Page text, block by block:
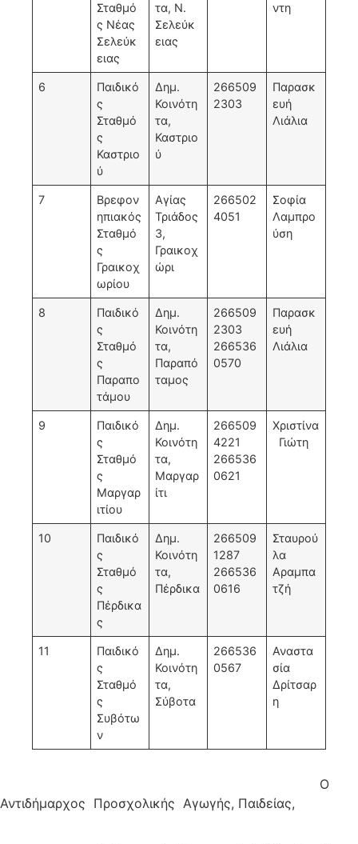
Σταθμό
ς Νέας
Σελεύκ
ειας
τα, Ν.
Σελεύκ
ειας
ντη
6
Παιδικό
ς
Σταθμό
ς
Καστριο
ύ
Δημ.
Κοινότη
τα,
Καστριο
ύ
266509
2303
Παρασκ
ευή
Λιάλια
7
Βρεφον
ηπιακός
Σταθμό
ς
Γραικοχ
ωρίου
Αγίας
Τριάδος
3,
Γραικοχ
ώρι
266502
4051
Σοφία
Λαμπρο
ύση
8
Παιδικό
ς
Σταθμό
ς
Παραπο
τάμου
Δημ.
Κοινότη
τα,
Παραπό
ταμος
266509
2303
266536
0570
Παρασκ
ευή
Λιάλια
9
Παιδικό
ς
Σταθμό
ς
Μαργαρ
ιτίου
Δημ.
Κοινότη
τα,
Μαργαρ
ίτι
266509
4221
266536
0621
Χριστίνα
Γιώτη
10
Παιδικό
ς
Σταθμό
ς
Πέρδικα
ς
Δημ.
Κοινότη
τα,
Πέρδικα
266509
1287
266536
0616
Σταυρού
λα
Αραμπα
τζή
11
Παιδικό
ς
Σταθμό
ς
Συβότω
ν
Δημ.
Κοινότη
τα,
Σύβοτα
266536
0567
Αναστα
σία
Δρίτσαρ
η
Ο
Αντιδήμαρχος Προσχολικής Αγωγής, Παιδείας,